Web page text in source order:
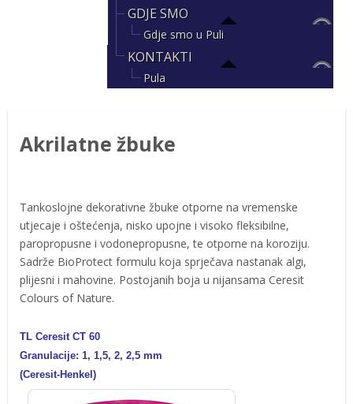
GDJE SMO
Gdje smo u Puli
KONTAKTI
Pula
Akrilatne žbuke
Tankoslojne dekorativne žbuke otporne na vremenske
utjecaje i oštećenja, nisko upojne i visoko fleksibilne,
paropropusne i vodonepropusne, te otporne na koroziju.
Sadrže BioProtect formulu koja sprječava nastanak algi,
plijesni i mahovine. Postojanih boja u nijansama Ceresit
Colours of Nature.
TL Ceresit CT 60
Granulacije: 1, 1,5, 2, 2,5 mm
(Ceresit-Henkel)